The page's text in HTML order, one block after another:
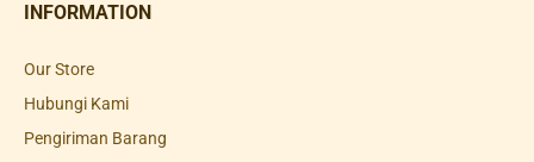
INFORMATION
Our Store
Hubungi Kami
Pengiriman Barang